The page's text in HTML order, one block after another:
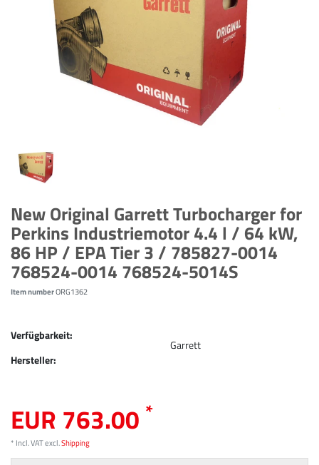
New Original Garrett Turbocharger for
Perkins Industriemotor 4.4 l / 64 kW,
86 HP / EPA Tier 3 / 785827-0014
768524-0014 768524-5014S
Item numberORG1362
Verfügbarkeit:
Hersteller:
Garrett
EUR 763.00 *
* Incl. VAT excl.Shipping